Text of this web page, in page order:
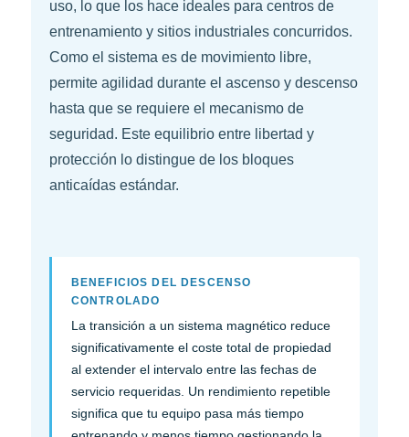
uso, lo que los hace ideales para centros de
entrenamiento y sitios industriales concurridos.
Como el sistema es de movimiento libre,
permite agilidad durante el ascenso y descenso
hasta que se requiere el mecanismo de
seguridad. Este equilibrio entre libertad y
protección lo distingue de los bloques
anticaídas estándar.
BENEFICIOS DEL DESCENSO
CONTROLADO
La transición a un sistema magnético reduce
significativamente el coste total de propiedad
al extender el intervalo entre las fechas de
servicio requeridas. Un rendimiento repetible
significa que tu equipo pasa más tiempo